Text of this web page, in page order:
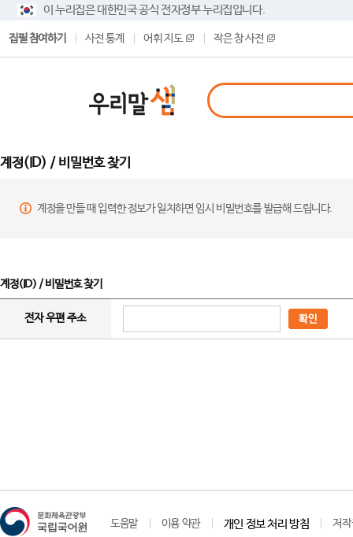
이 누리집은 대한민국 공식 전자정부 누리집입니다.
집필 참여하기 사전 통계 어휘 지도 작은 창 사전
계정(ID) / 비밀번호 찾기
계정을 만들 때 입력한 정보가 일치하면 임시 비밀번호를 발급해 드립니다.
계정(ID) / 비밀번호 찾기
전자 우편 주소 확인
도움말 이용 약관 개인 정보 처리 방침 저